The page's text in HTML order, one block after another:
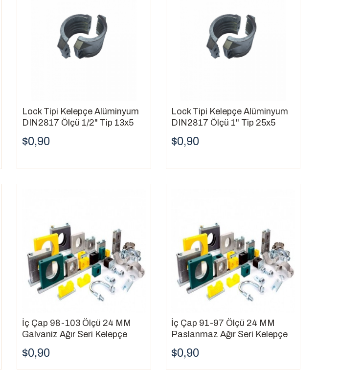
Lock Tipi Kelepçe Alüminyum
DIN2817 Ölçü 1/2" Tip 13x5
$0,90
Lock Tipi Kelepçe Alüminyum
DIN2817 Ölçü 1" Tip 25x5
$0,90
İç Çap 98-103 Ölçü 24 MM
Galvaniz Ağır Seri Kelepçe
$0,90
İç Çap 91-97 Ölçü 24 MM
Paslanmaz Ağır Seri Kelepçe
$0,90